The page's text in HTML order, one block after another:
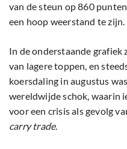
van de steun op 860
een hoop weerstand te zijn.
In de onderstaande grafiek
van lagere toppen, en
koersdaling in augustus
wereldwijde schok, waarin
voor een crisis als gevolg
carry trade.